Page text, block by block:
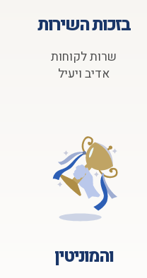
בזכות השירות
שרות לקוחות
אדיב ויעיל
והמוניטין